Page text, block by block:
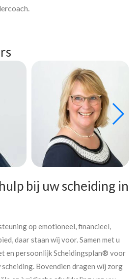
bij uw scheiding in
op emotioneel, financieel,
daar staan wij voor. Samen met u
en persoonlijk Scheidingsplan® voor
Bovendien dragen wij zorg